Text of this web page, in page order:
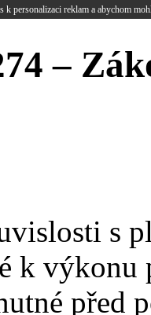
k personalizaci reklam a abychom
–
s
k výkonu
před